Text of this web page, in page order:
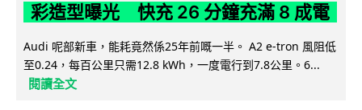
彩造型曝光 快充 26 分鐘充滿 8 成電
Audi 呢部新車，能耗竟然係25年前嘅一半。 A2 e-tron 風阻低
至0.24，每百公里只需12.8 kWh，一度電行到7.8公里。6...
閱讀全文